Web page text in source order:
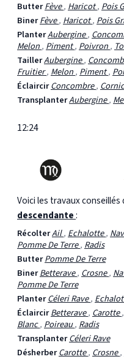
ButterFève,Haricot,Pois
BinerFève,Haricot,Pois
PlanterAubergine,
Melon,Piment,Poivron,
TaillerAubergine,
Fruitier,Melon,Piment,
ÉclaircirConcombre,
TransplanterAubergine,
12:24
Voici les travaux
descendante:
RécolterAil, Echalotte,
Pomme De Terre, Radis
ButterPomme De Terre
BinerBetterave, Crosne,
Pomme De Terre
PlanterCéleri Rave,
ÉclaircirBetterave, Carotte,
Blanc, Poireau, Radis
TransplanterCéleri Rave
DésherberCarotte, Crosne,